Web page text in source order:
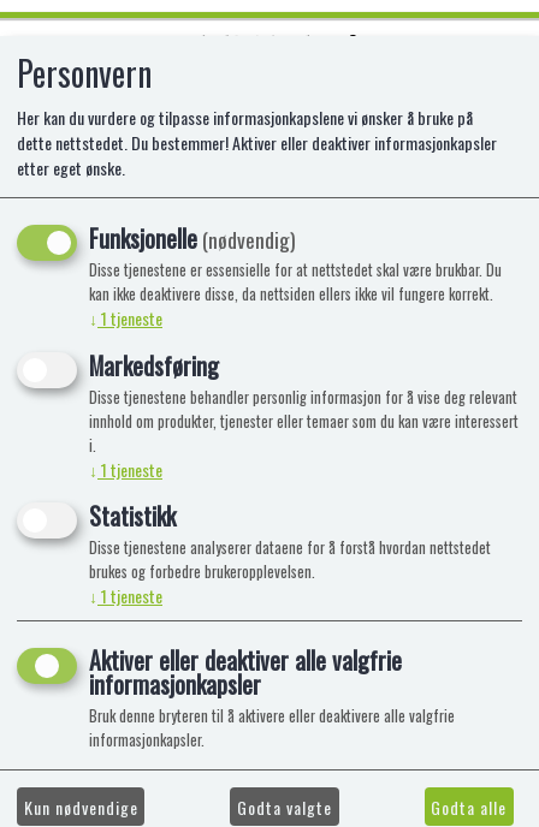
BRANNMANN SAM MEGAFON
SI-109258699038
Personvern
Her kan du vurdere og tilpasse informasjonkapslene vi ønsker å bruke på
dette nettstedet. Du bestemmer! Aktiver eller deaktiver informasjonkapsler
etter eget ønske.
Funksjonelle(nødvendig)
Disse tjenestene er essensielle for at nettstedet skal være brukbar. Du
kan ikke deaktivere disse, da nettsiden ellers ikke vil fungere korrekt.
↓ 1tjeneste
Markedsføring
Disse tjenestene behandler personlig informasjon for å vise deg relevant
innhold om produkter, tjenester eller temaer som du kan være interessert
i.
↓ 1tjeneste
Statistikk
Disse tjenestene analyserer dataene for å forstå hvordan nettstedet
brukes og forbedre brukeropplevelsen.
↓ 1tjeneste
Aktiver eller deaktiver alle valgfrie
informasjonkapsler
Bruk denne bryteren til å aktivere eller deaktivere alle valgfrie
informasjonkapsler.
Kun nødvendige Godta valgte Godta alle